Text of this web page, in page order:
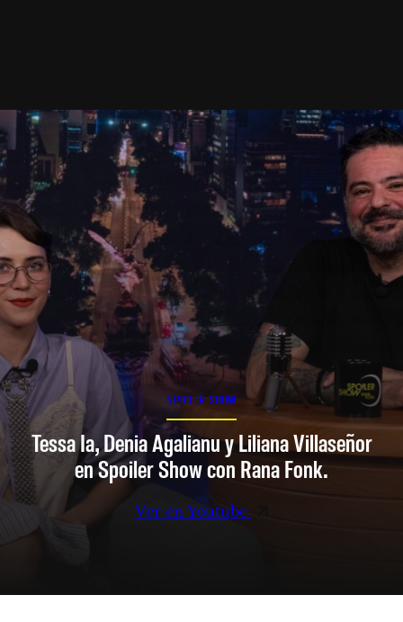
SPOILER SHOW
Tessa Ia, Denia Agalianu y Liliana Villaseñor
en Spoiler Show con Rana Fonk.
Ver en Youtube